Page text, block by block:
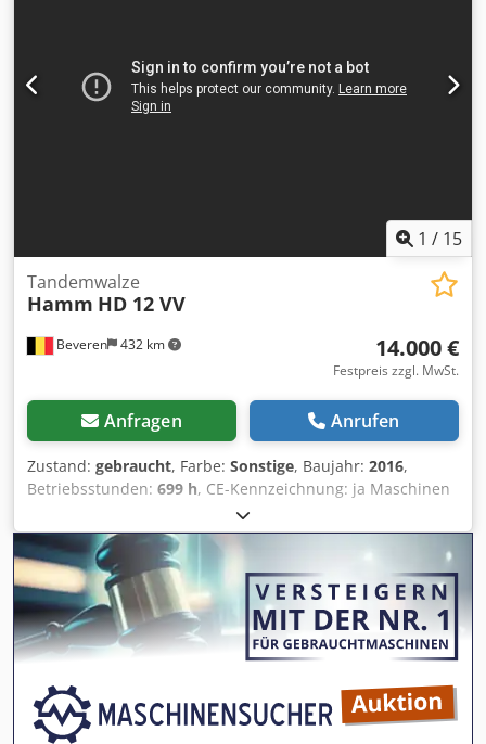
1 / 15
Beveren 432 km
Tandemwalze
Hamm HD 12 VV
14.000 €
Festpreis zzgl. MwSt.
Anfragen Anrufen
Zustand: gebraucht, Farbe: Sonstige, Baujahr: 2016,
Betriebsstunden: 699 h, CE-Kennzeichnung: ja Maschinen
zu verkaufen! Durchstöbern Sie unsere Website für eine
Vielzahl sofort verfügbarer Maschinen. Wir verfügen über
mehr Optionen als online angezeigt, kontaktieren Sie uns
deshalb gerne telefonisch oder per E-Mail jederzeit. Alle
unsere Maschinen sind vollständig gewartet und auf
Zuverlässigkeit geprüft. Benötigen Sie Bilder? Sprechen Sie
uns einfach an, wir senden Ihnen diese umgehend zu. Wir
Französisch, Deutsch, Spanisch und Russisch. Cedpfx Ajr
Hpu Uskkoha Entdecken Sie unser breites Sortiment an
zuverlässigen Maschinen.